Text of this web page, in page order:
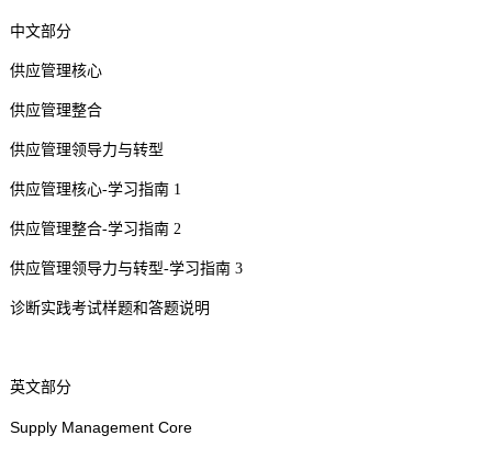
中文部分
供应管理核心
供应管理整合
供应管理领导力与转型
供应管理核心-学习指南 1
供应管理整合-学习指南 2
供应管理领导力与转型-学习指南 3
诊断实践考试样题和答题说明
英文部分
Supply Management Core